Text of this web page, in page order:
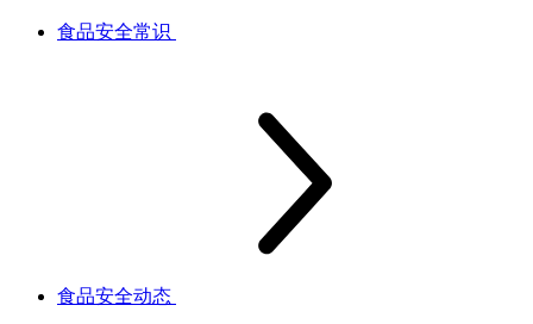
食品安全常识
食品安全动态